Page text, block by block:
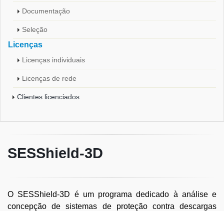
Documentação
Seleção
Licenças
Licenças individuais
Licenças de rede
Clientes licenciados
SESShield-3D
O SESShield-3D é um programa dedicado à análise e
concepção de sistemas de proteção contra descargas